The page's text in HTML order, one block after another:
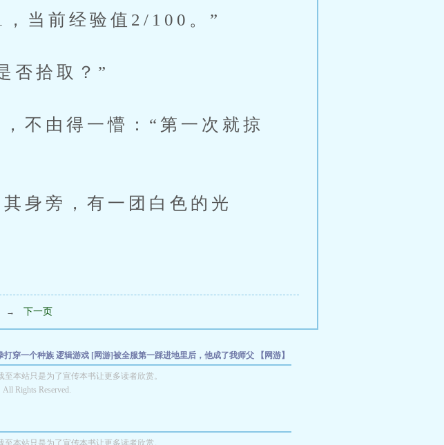
前经验值2/100。”
拾取？”
由得一懵：“第一次就掠
旁，有一团白色的光
→ 下一页
打穿一个种族 逻辑游戏 [网游]被全服第一踩进地里后，他成了我师父
【网游】
却，阁下如何应对？神奇宝贝：训练家从赏金猎人开始
一耳光被偷听心声后我成了朝廷团宠
本站只是为了宣传本书让更多读者欣赏。
Rights Reserved.
本站只是为了宣传本书让更多读者欣赏。